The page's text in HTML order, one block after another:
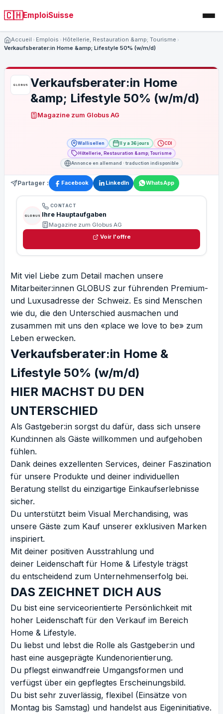
🇨🇭EmploiSuisse
Accueil Emplois
Hôtellerie, Restauration &amp; Tourisme
Verkaufsberater:in Home &amp; Lifestyle 50% (w/m/d)
Verkaufsberater:in Home
&amp; Lifestyle 50% (w/m/d)
Magazine zum Globus AG
Wallisellen Il y a 36 jours
CDI
Hôtellerie, Restauration &amp; Tourisme
Annonce en allemand · traduction indisponible
Partager : Facebook LinkedIn WhatsApp
CONTACT
Ihre Hauptaufgaben
Magazine zum Globus AG
Voir l'offre
Mit viel Liebe zum Detail machen unsere
Mitarbeiter:innen GLOBUS zur führenden Premium-
und Luxusadresse der Schweiz. Es sind Menschen
wie du, die den Unterschied ausmachen und
zusammen mit uns den «place we love to be» zum
Leben erwecken.
Verkaufsberater:in Home &
Lifestyle 50% (w/m/d)
HIER MACHST DU DEN
UNTERSCHIED
Als Gastgeber:in sorgst du dafür, dass sich unsere
Kund:innen als Gäste willkommen und aufgehoben
fühlen.
Dank deines exzellenten Services, deiner Faszination
für unsere Produkte und deiner individuellen
Beratung stellst du einzigartige Einkaufserlebnisse
sicher.
Du unterstützt beim Visual Merchandising, was
unsere Gäste zum Kauf unserer exklusiven Marken
inspiriert.
Mit deiner positiven Ausstrahlung und
deiner Leidenschaft für Home & Lifestyle trägst
du entscheidend zum Unternehmenserfolg bei.
DAS ZEICHNET DICH AUS
Du bist eine serviceorientierte Persönlichkeit mit
hoher Leidenschaft für den Verkauf im Bereich
Home & Lifestyle.
Du liebst und lebst die Rolle als Gastgeber:in und
hast eine ausgeprägte Kundenorientierung.
Du pflegst einwandfreie Umgangsformen und
verfügst über ein gepflegtes Erscheinungsbild.
Du bist sehr zuverlässig, flexibel (Einsätze von
Montag bis Samstag) und handelst aus Eigeninitiative.